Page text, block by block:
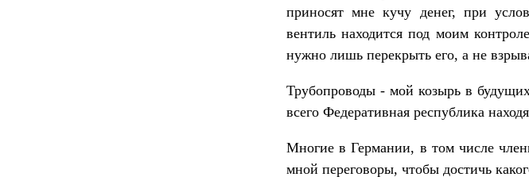
приносят мне кучу денег, при
вентиль находится под моим
нужно лишь перекрыть его, а не
Трубопроводы - мой козырь в
всего Федеративная республика
Многие в Германии, в том числе
мной переговоры, чтобы достичь